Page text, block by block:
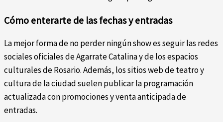
Cómo enterarte de las fechas y entradas
La mejor forma de no perder ningún show es seguir las redes
sociales oficiales de Agarrate Catalina y de los espacios
culturales de Rosario. Además, los sitios web de teatro y
cultura de la ciudad suelen publicar la programación
actualizada con promociones y venta anticipada de
entradas.